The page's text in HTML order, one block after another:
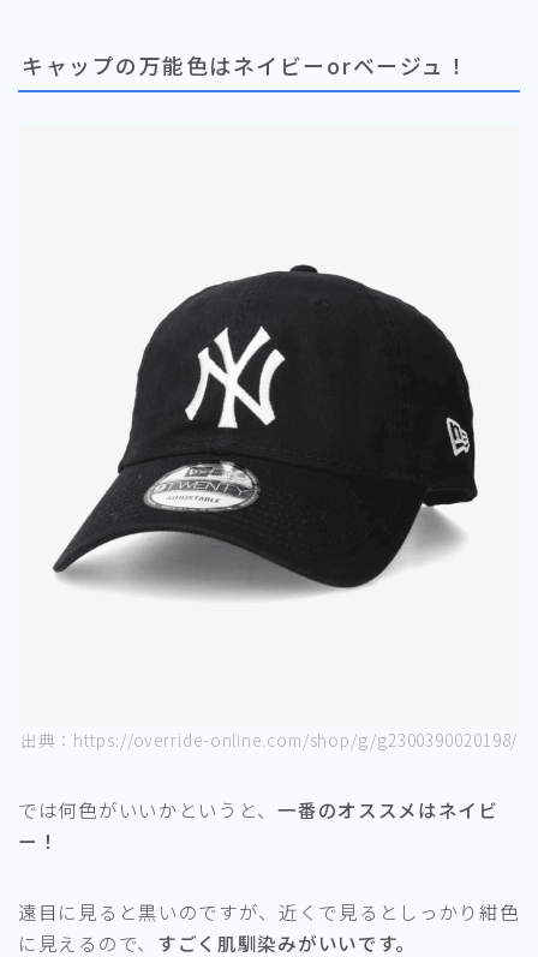
キャップの万能色はネイビーorベージュ！
出典：https://override-online.com/shop/g/g2300390020198/
では何色がいいかというと、一番のオススメはネイビ
ー！
遠目に見ると黒いのですが、近くで見るとしっかり紺色
に見えるので、 すごく肌馴染みがいいです。